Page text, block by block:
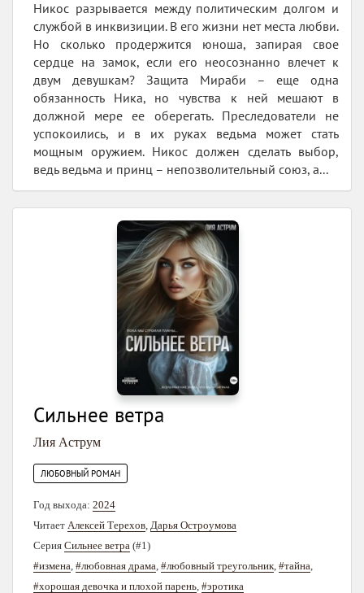
Никос разрывается между политическим долгом и
службой в инквизиции. В его жизни нет места любви.
Но сколько продержится юноша, запирая свое
сердце на замок, если его неосознанно влечет к
двум девушкам? Защита Мираби – еще одна
обязанность Ника, но чувства к ней мешают в
должной мере ее оберегать. Преследователи не
успокоились, и в их руках ведьма может стать
мощным оружием. Никос должен сделать выбор,
ведь ведьма и принц – непозволительный союз, а...
Сильнее ветра
Лия Аструм
ЛЮБОВНЫЙ РОМАН
Год выхода: 2024
Читает Алексей Терехов Дарья Остроумова
Серия Сильнее ветра (#1)
#измена #любовная драма #любовный треугольник #тайна
#хорошая девочка и плохой парень #эротика